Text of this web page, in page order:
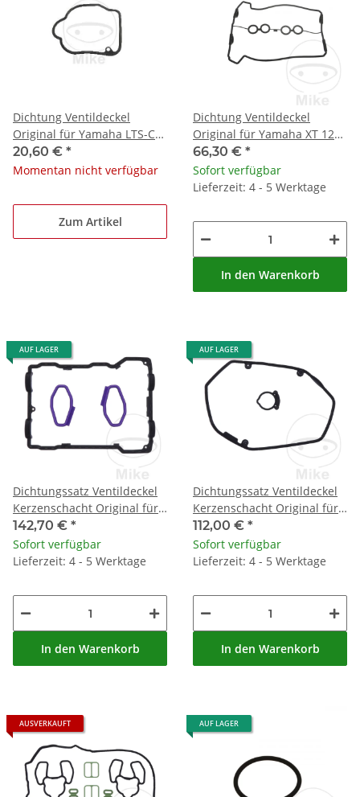
Dichtung Ventildeckel
Original für Yamaha LTS-C
125 Delight CBS Typ SED51
# 2017-2020
20,60 € *
Momentan nicht verfügbar
Zum Artikel
Dichtung Ventildeckel
Original für Yamaha XT 1200
Super Tenere # 2010-2020
66,30 € *
Sofort verfügbar
Lieferzeit: 4 - 5 Werktage
In den Warenkorb
AUF LAGER
Dichtungssatz Ventildeckel
Kerzenschacht Original für
BMW F 750 850 2018-2020 #
F 900 2020
142,70 € *
Sofort verfügbar
Lieferzeit: 4 - 5 Werktage
In den Warenkorb
AUF LAGER
Dichtungssatz Ventildeckel
Kerzenschacht Original für
BMW R 1250 GS R RS RT #
2019-2020
112,00 € *
Sofort verfügbar
Lieferzeit: 4 - 5 Werktage
In den Warenkorb
AUSVERKAUFT AUF LAGER